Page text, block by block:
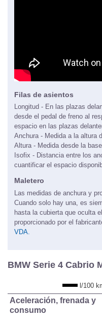
Filas de asientos
Longitud - En las plazas
desde el pedal de freno al
espacio en las plazas
Anchura - Medida a la altura
Altura - Medida desde la
Isofix - Distancia entre los
cuantificar el espacio
Maletero
Las medidas de anchura y
Cuando solo hay una, es
hasta la cubierta que oculta
proporcionado por el
VDA.
BMW Serie 4 Cabrio
l/100
Aceleración, frenada y
consumo